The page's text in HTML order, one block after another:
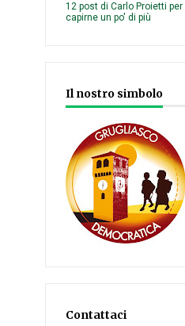
12 post di Carlo Proietti per
capirne un po' di più
Il nostro simbolo
Contattaci